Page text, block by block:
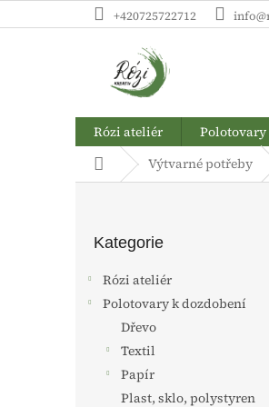
na
+420725722712
Rózi ateliér
Domů Výtvarné potřeby
kategorie
Kategorie
Rózi ateliér
Polotovary k dozdobení
Dřevo
Textil
Papír
Plast, sklo, polystyren